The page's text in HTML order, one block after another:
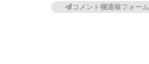
コメント欄通報フォーム